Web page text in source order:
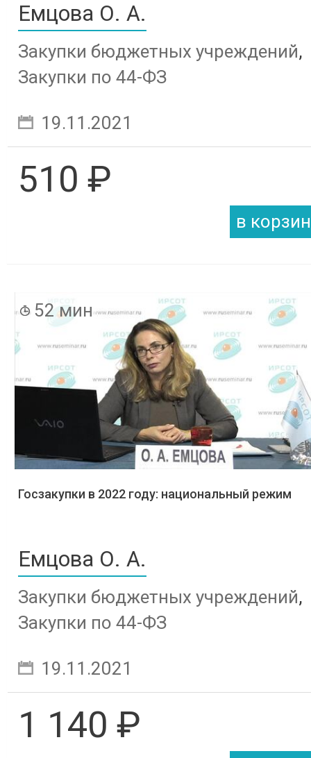
Емцова О. А.
Закупки бюджетных учреждений,
Закупки по 44-ФЗ
19.11.2021
510 ₽
52 мин
Госзакупки в 2022 году: национальный режим
Емцова О. А.
Закупки бюджетных учреждений,
Закупки по 44-ФЗ
19.11.2021
1 140 ₽